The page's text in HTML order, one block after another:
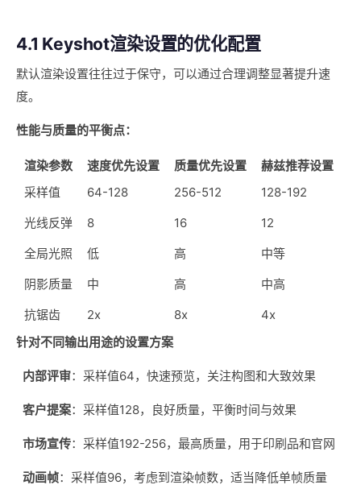
4.1 Keyshot渲染设置的优化配置
默认渲染设置往往过于保守，可以通过合理调整显著提升速
度。
性能与质量的平衡点：
渲染参数 速度优先设置 质量优先设置
赫兹推荐设置
采样值
64-128 256-512
128-192
光线反弹
8 16
12
全局光照
低 高
中等
阴影质量
中 高
中高
抗锯齿
2x 8x
4x
针对不同输出用途的设置方案
内部评审：采样值64，快速预览，关注构图和大致效果
客户提案：采样值128，良好质量，平衡时间与效果
市场宣传：采样值192-256，最高质量，用于印刷品和官网
动画帧：采样值96，考虑到渲染帧数，适当降低单帧质量